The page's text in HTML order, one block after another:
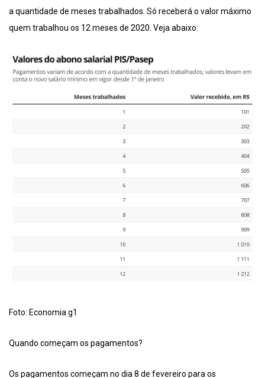
a quantidade de meses trabalhados. Só receberá o valor máximo
quem trabalhou os 12 meses de 2020. Veja abaixo:
Foto: Economia g1
Quando começam os pagamentos?
Os pagamentos começam no dia 8 de fevereiro para os